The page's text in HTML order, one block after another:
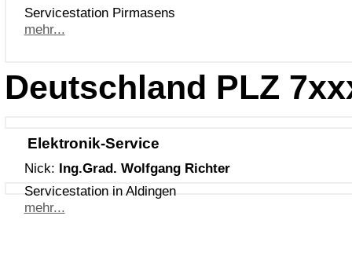
Servicestation Pirmasens
mehr...
Deutschland PLZ
Elektronik-Service
Nick: Ing.Grad. Wolfgang Richter
Servicestation in Aldingen
mehr...